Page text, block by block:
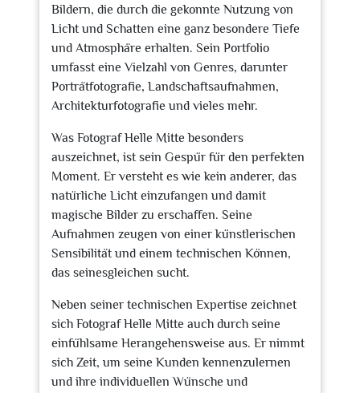
Bildern, die durch die gekonnte Nutzung von
Licht und Schatten eine ganz besondere Tiefe
und Atmosphäre erhalten. Sein Portfolio
umfasst eine Vielzahl von Genres, darunter
Porträtfotografie, Landschaftsaufnahmen,
Architekturfotografie und vieles mehr.
Was Fotograf Helle Mitte besonders
auszeichnet, ist sein Gespür für den perfekten
Moment. Er versteht es wie kein anderer, das
natürliche Licht einzufangen und damit
magische Bilder zu erschaffen. Seine
Aufnahmen zeugen von einer künstlerischen
Sensibilität und einem technischen Können,
das seinesgleichen sucht.
Neben seiner technischen Expertise zeichnet
sich Fotograf Helle Mitte auch durch seine
einfühlsame Herangehensweise aus. Er nimmt
sich Zeit, um seine Kunden kennenzulernen
und ihre individuellen Wünsche und